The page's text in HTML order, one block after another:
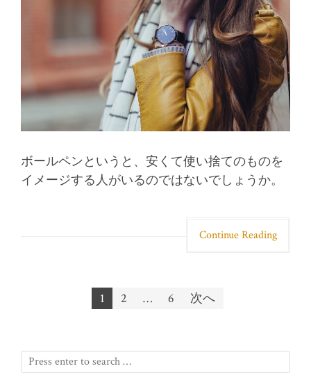
ボールペンというと、安くて使い捨てのものを
イメージする人がいるのではないでしょうか。
Continue Reading
投稿ナビゲーション
1 2 … 6 次へ